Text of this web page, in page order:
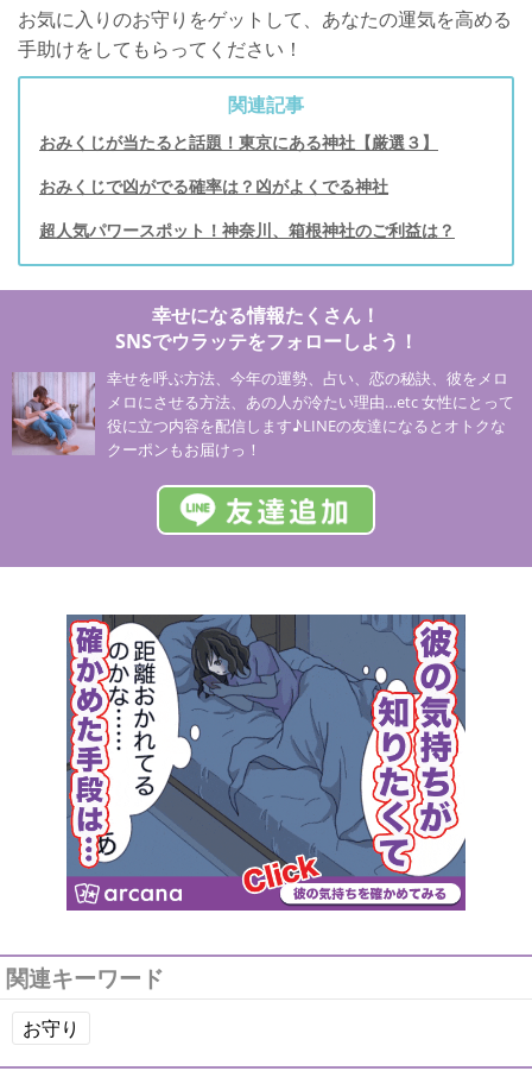
お気に入りのお守りをゲットして、あなたの運気を高める
手助けをしてもらってください！
関連記事
おみくじが当たると話題！東京にある神社【厳選３】
おみくじで凶がでる確率は？凶がよくでる神社
超人気パワースポット！神奈川、箱根神社のご利益は？
幸せになる情報たくさん！
SNSでウラッテをフォローしよう！
幸せを呼ぶ方法、今年の運勢、占い、恋の秘訣、彼をメロ
メロにさせる方法、あの人が冷たい理由…etc 女性にとって
役に立つ内容を配信します♪LINEの友達になるとオトクな
クーポンもお届けっ！
関連キーワード
お守り